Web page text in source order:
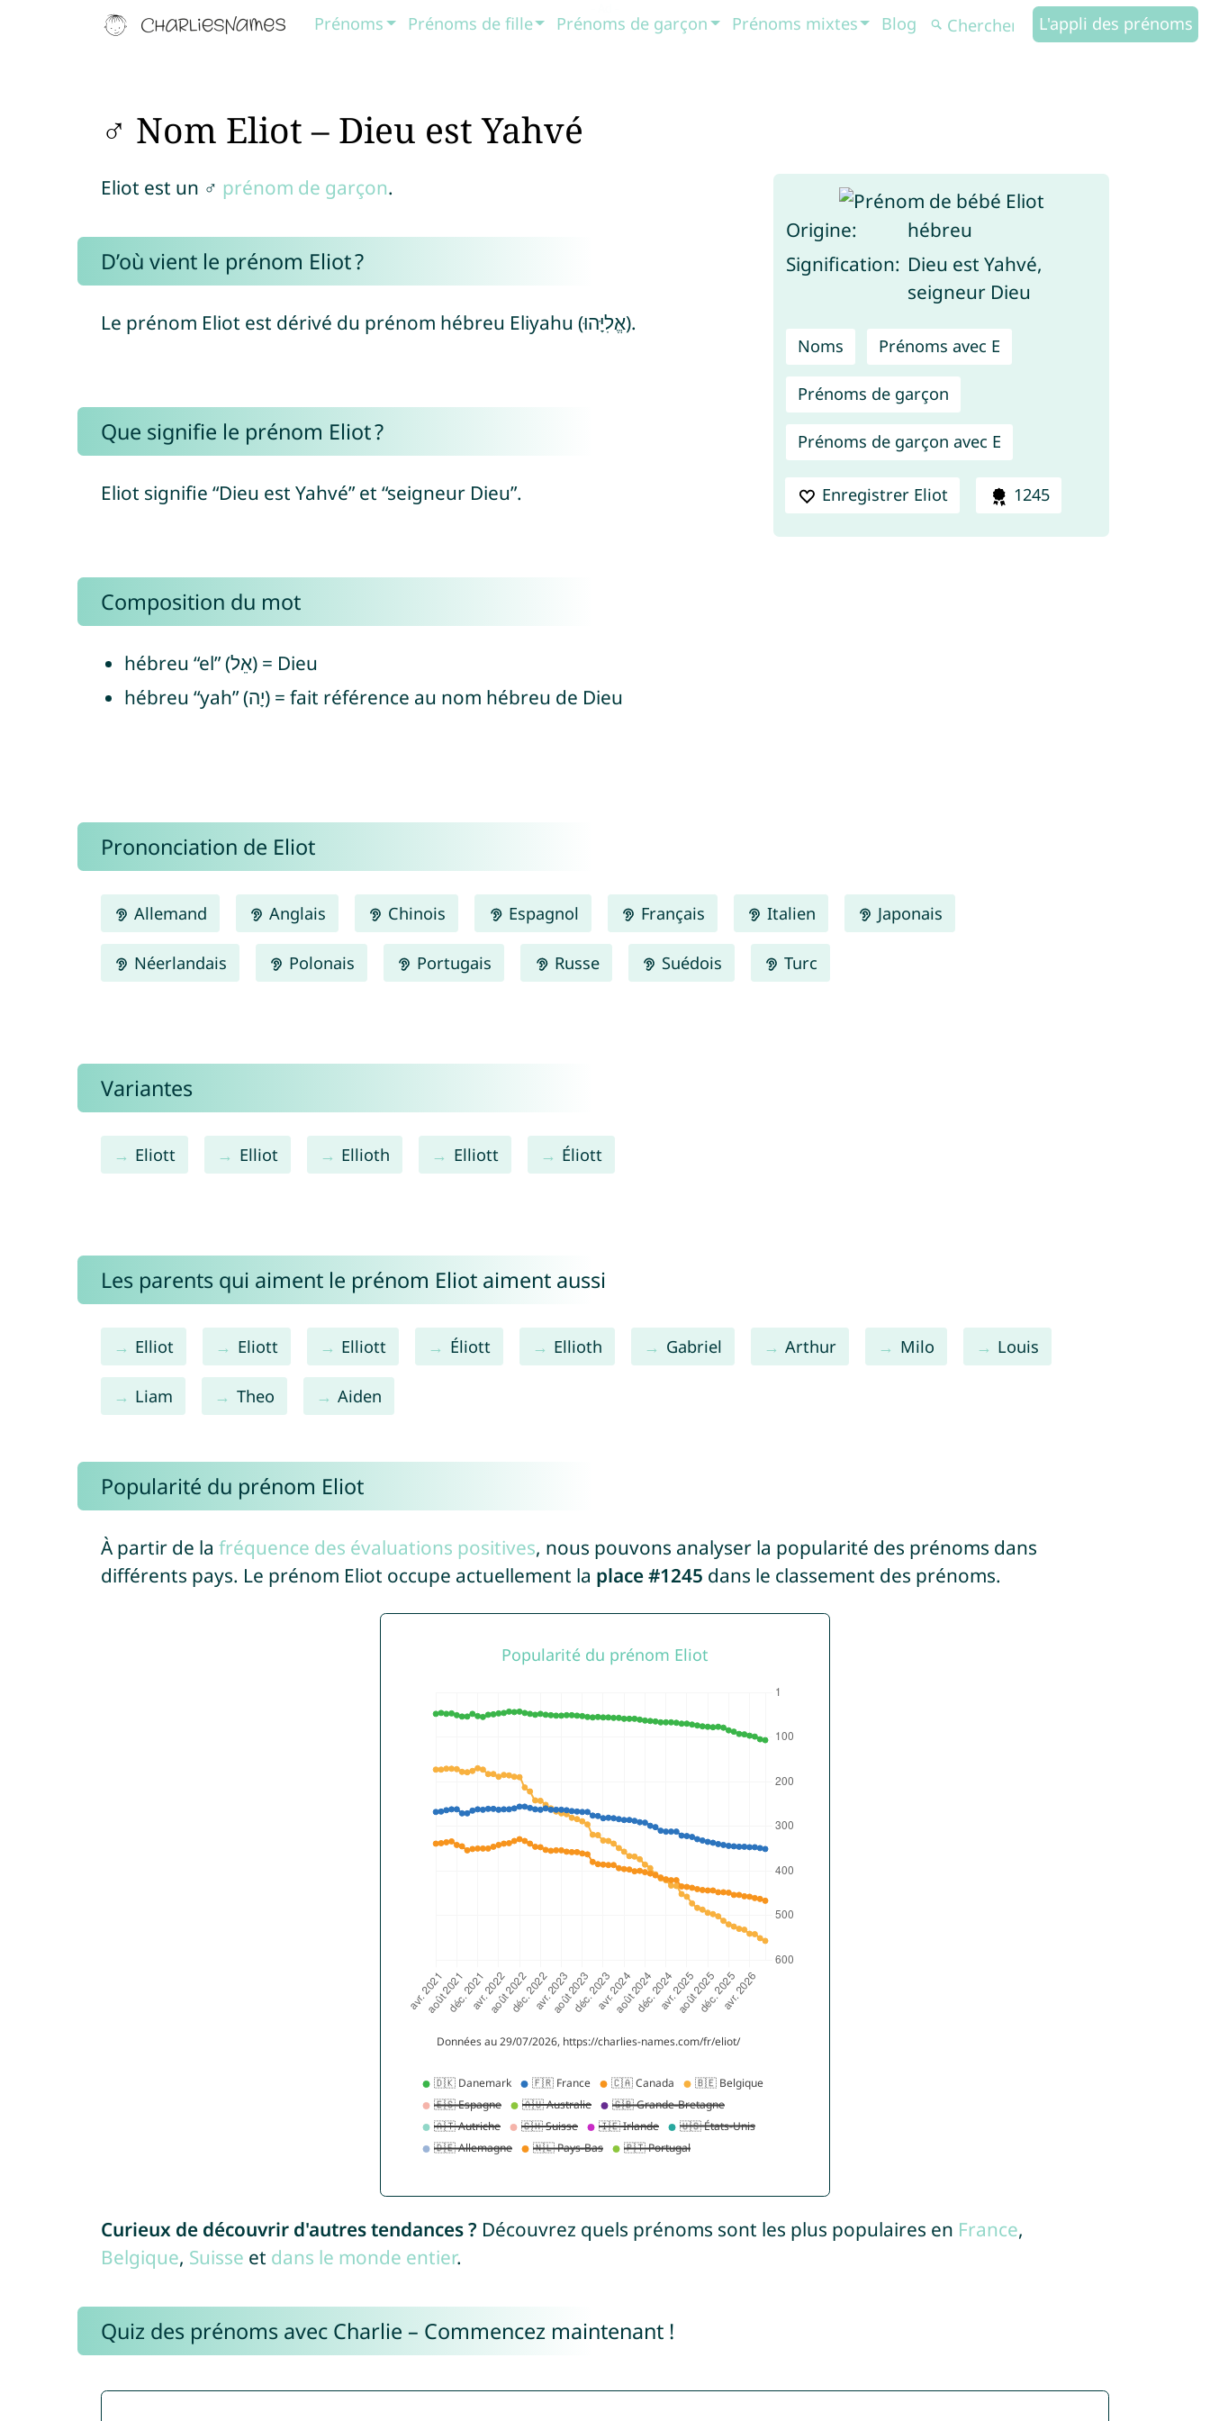
Prénoms Prénoms de fille Prénoms de garçon Prénoms mixtes Blog L'appli des prénoms
♂ Nom Eliot – Dieu est Yahvé
Origine:
hébreu
Signification: Dieu est Yahvé,
seigneur Dieu
Noms Prénoms avec E
Prénoms de garçon
Prénoms de garçon avec E
Enregistrer Eliot 1245
Eliot est un ♂ prénom de garçon.
D’où vient le prénom Eliot ?
Le prénom Eliot est dérivé du prénom hébreu Eliyahu (אֱלִיָּהוּ).
Que signifie le prénom Eliot ?
Eliot signifie “Dieu est Yahvé” et “seigneur Dieu”.
Composition du mot
hébreu “el” (אֵל) = Dieu
hébreu “yah” (יָה) = fait référence au nom hébreu de Dieu
Prononciation de Eliot
Allemand Anglais Chinois Espagnol Français Italien Japonais
Néerlandais Polonais Portugais Russe Suédois Turc
Variantes
Eliott Elliot Ellioth Elliott Éliott
Les parents qui aiment le prénom Eliot aiment aussi
Elliot Eliott Elliott Éliott Ellioth Gabriel Arthur Milo Louis
Liam Theo Aiden
Popularité du prénom Eliot
À partir de la fréquence des évaluations positives, nous pouvons analyser la popularité des prénoms dans
différents pays. Le prénom Eliot occupe actuellement la place #1245 dans le classement des prénoms.
Curieux de découvrir d'autres tendances ? Découvrez quels prénoms sont les plus populaires en France,
Belgique, Suisse et dans le monde entier.
Quiz des prénoms avec Charlie – Commencez maintenant !